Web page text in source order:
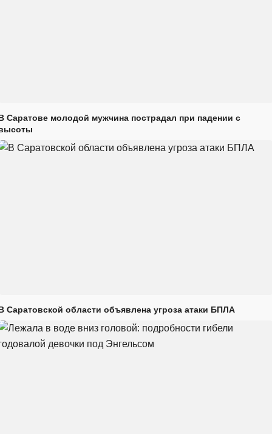
Саратове молодой мужчина пострадал при падении с
Саратовской области объявлена угроза атаки БПЛА